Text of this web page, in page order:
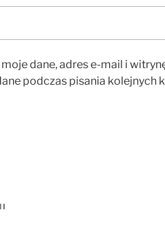
dane, adres e-mail i
podczas pisania kolejnych